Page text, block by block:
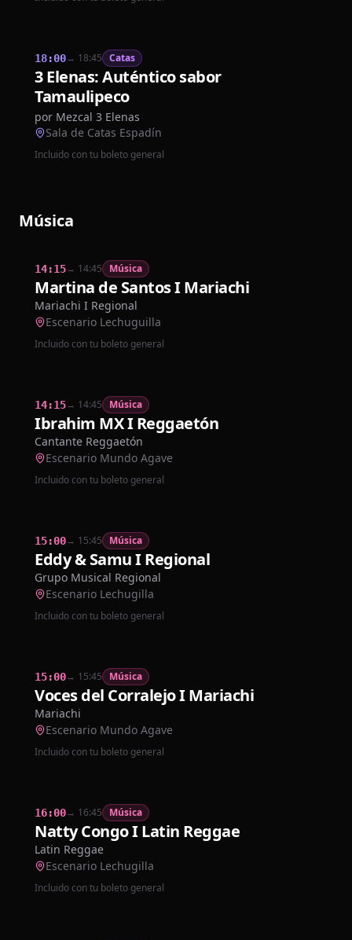
18:00→ 18:45 Catas
3 Elenas: Auténtico sabor
Tamaulipeco
por Mezcal 3 Elenas
Sala de Catas Espadín
Incluido con tu boleto general
Música
14:15→ 14:45 Música
Martina de Santos I Mariachi
Mariachi I Regional
Escenario Lechuguilla
Incluido con tu boleto general
14:15→ 14:45 Música
Ibrahim MX I Reggaetón
Cantante Reggaetón
Escenario Mundo Agave
Incluido con tu boleto general
15:00→ 15:45 Música
Eddy & Samu I Regional
Grupo Musical Regional
Escenario Lechugilla
Incluido con tu boleto general
15:00→ 15:45 Música
Voces del Corralejo I Mariachi
Mariachi
Escenario Mundo Agave
Incluido con tu boleto general
16:00→ 16:45 Música
Natty Congo I Latin Reggae
Latin Reggae
Escenario Lechugilla
Incluido con tu boleto general